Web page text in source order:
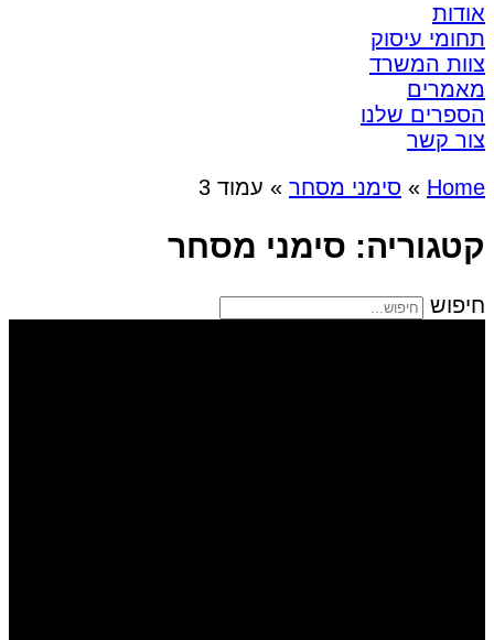
אודות
תחומי עיסוק
צוות המשרד
מאמרים
הספרים שלנו
צור קשר
Home
» סימני מסחר » עמוד 3
קטגוריה: סימני מסחר
חיפוש